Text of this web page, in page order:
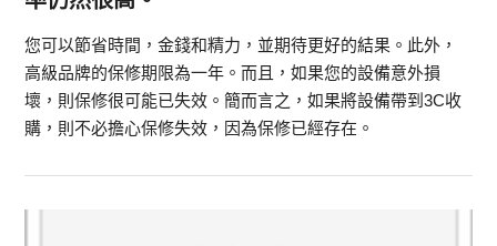
您可以節省時間，金錢和精力，並期待更好的結果。此外，
高級品牌的保修期限為一年。而且，如果您的設備意外損
壞，則保修很可能已失效。簡而言之，如果將設備帶到3C收
購，則不必擔心保修失效，因為保修已經存在。